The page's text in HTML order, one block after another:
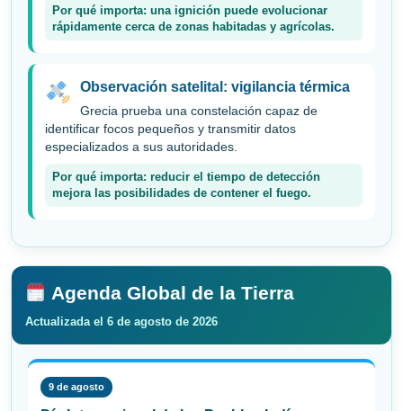
Por qué importa: una ignición puede evolucionar
rápidamente cerca de zonas habitadas y agrícolas.
Observación satelital: vigilancia térmica
Grecia prueba una constelación capaz de
identificar focos pequeños y transmitir datos
especializados a sus autoridades.
Por qué importa: reducir el tiempo de detección
mejora las posibilidades de contener el fuego.
Agenda Global de la Tierra
Actualizada el 6 de agosto de 2026
9 de agosto